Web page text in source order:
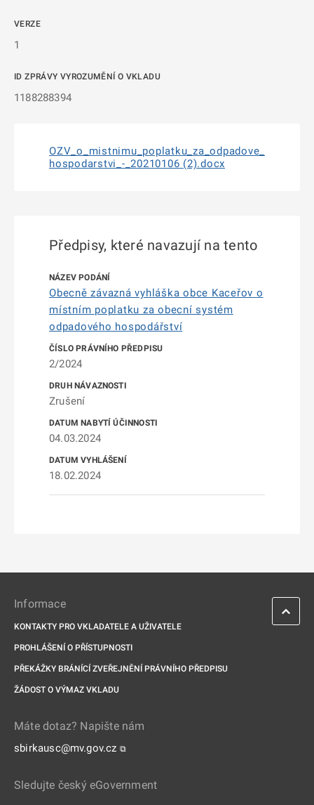
VERZE
1
ID ZPRÁVY VYROZUMĚNÍ O VKLADU
1188288394
OZV_o_mistnimu_poplatku_za_odpadove_
hospodarstvi_-_20210106 (2).docx
Předpisy, které navazují na tento
Obecně závazná vyhláška obce Kaceřov o
místním poplatku za obecní systém
odpadového hospodářství
2/2024
Zrušení
04.03.2024
18.02.2024
Informace
KONTAKTY PRO VKLADATELE A UŽIVATELE
PROHLÁŠENÍ O PŘÍSTUPNOSTI
PŘEKÁŽKY BRÁNÍCÍ ZVEŘEJNĚNÍ PRÁVNÍHO PŘEDPISU
ŽÁDOST O VÝMAZ VKLADU
Máte dotaz? Napište nám
sbirkausc@mv.gov.cz ⧉
Sledujte český eGovernment